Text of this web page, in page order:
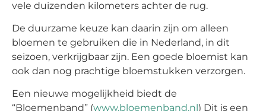
vele duizenden kilometers achter de rug.
De duurzame keuze kan daarin zijn om alleen
bloemen te gebruiken die in Nederland, in dit
seizoen, verkrijgbaar zijn. Een goede bloemist kan
ook dan nog prachtige bloemstukken verzorgen.
Een nieuwe mogelijkheid biedt de
“Bloemenband” (www.bloemenband.nl ) Dit is een